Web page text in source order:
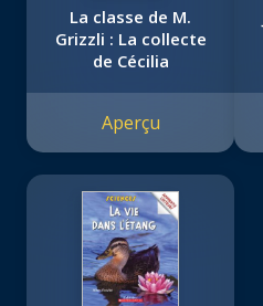
La classe de M.
Grizzli : La collecte
de Cécilia
Aperçu